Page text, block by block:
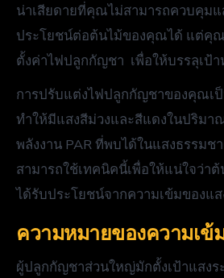
น่าเสียดายที่คุณไม่สามารถควบคุมแ
ประโยชน์ต่อต้นไม้ของคุณได้ แต่คุ
ตั้งค่าไฟปลูกกัญชา เพื่อให้บรรลุเป้
การปรับแต่งไฟปลูกกัญชาของคุณเ
ทำให้มีแสงสีม่วงและสีแดงในปริมา
พลังงาน PAR ที่พบได้ในแสงธรรม
สามารถใช้เทคนิคนี้เพื่อให้แน่ใจว่า
ได้รับประโยชน์จากความเข้มของแ
ความหมายของความเข้
ผู้ปลูกกัญชาส่วนใหญ่มักตั้งเป้าแสงร